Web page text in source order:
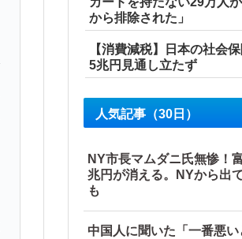
から排除された」
【消費減税】日本の社会
5兆円見通し立たず
人気記事（30日）
NY市長マムダニ氏無惨！
兆円が消える。NYから出
も
中国人に聞いた「一番悪